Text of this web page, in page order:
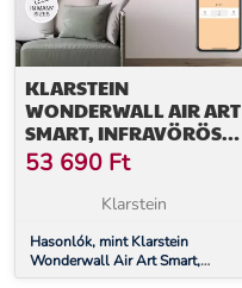
KLARSTEIN
WONDERWALL AIR ART
SMART, INFRAVÖRÖS
HŐSUGÁRZÓ, 120 X 30
CM, 350 W,
ALKALMAZÁS,
53 690 Ft
Klarstein
Hasonlók, mint Klarstein
Wonderwall Air Art Smart,
infravörös hősugárzó, 120 x 30